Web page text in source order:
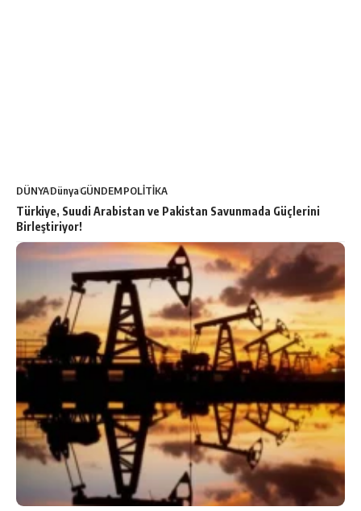
DÜNYADünyaGÜNDEMPOLİTİKA
Türkiye, Suudi Arabistan ve Pakistan Savunmada Güçlerini
Birleştiriyor!